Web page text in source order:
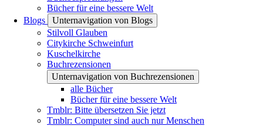
Bücher für eine bessere Welt
Blogs
Unternavigation von Blogs
Stilvoll Glauben
Citykirche Schweinfurt
Kuschelkirche
Buchrezensionen
Unternavigation von Buchrezensionen
alle Bücher
Bücher für eine bessere Welt
Tmblr: Bitte übersetzen Sie jetzt
Tmblr: Computer sind auch nur Menschen